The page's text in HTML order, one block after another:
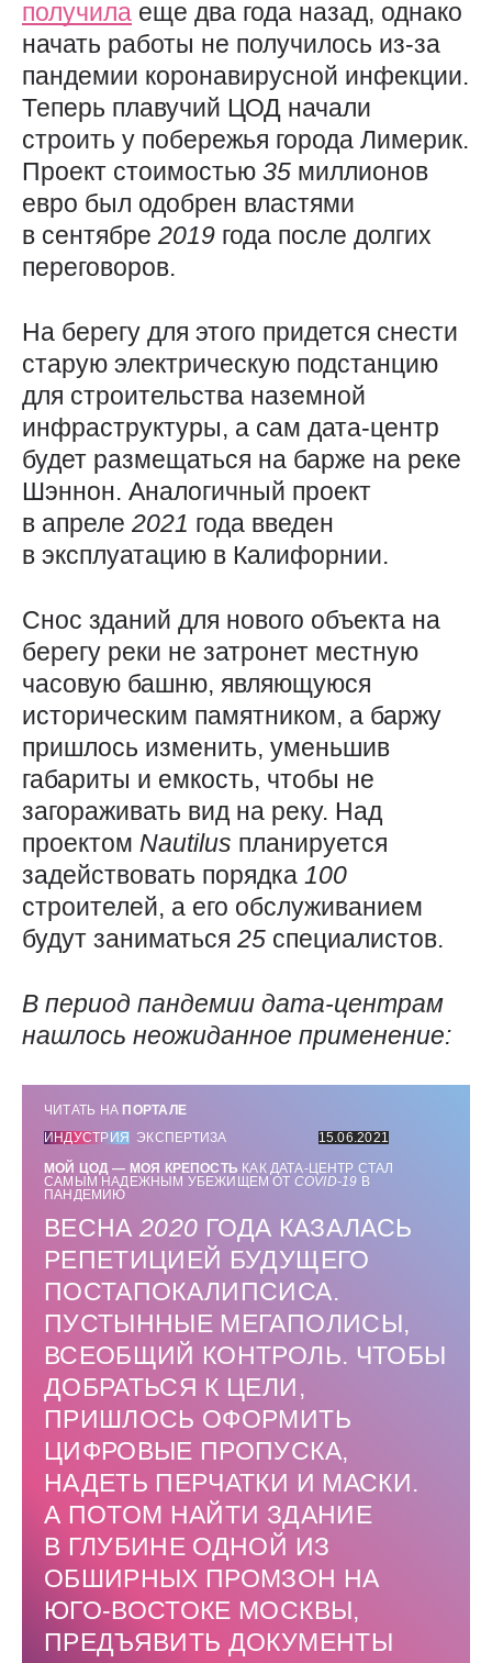
получила еще два года назад, однако
начать работы не получилось из-за
пандемии коронавирусной инфекции.
Теперь плавучий ЦОД начали
строить у побережья города Лимерик.
Проект стоимостью 35 миллионов
евро был одобрен властями
в сентябре 2019 года после долгих
переговоров.
На берегу для этого придется снести
старую электрическую подстанцию
для строительства наземной
инфраструктуры, а сам дата-центр
будет размещаться на барже на реке
Шэннон. Аналогичный проект
в апреле 2021 года введен
в эксплуатацию в Калифорнии.
Снос зданий для нового объекта на
берегу реки не затронет местную
часовую башню, являющуюся
историческим памятником, а баржу
пришлось изменить, уменьшив
габариты и емкость, чтобы не
загораживать вид на реку. Над
проектом Nautilus планируется
задействовать порядка 100
строителей, а его обслуживанием
будут заниматься 25 специалистов.
В период пандемии дата-центрам
нашлось неожиданное применение:
ЧИТАТЬ НА ПОРТАЛЕ
ИНДУСТРИЯ
ЭКСПЕРТИЗА
15.06.2021
МОЙ ЦОД — МОЯ КРЕПОСТЬ КАК ДАТА-ЦЕНТР СТАЛ
САМЫМ НАДЕЖНЫМ УБЕЖИЩЕМ ОТ COVID-19 В
ПАНДЕМИЮ
ВЕСНА2020 ГОДА КАЗАЛАСЬ
РЕПЕТИЦИЕЙ БУДУЩЕГО
ПОСТАПОКАЛИПСИСА.
ПУСТЫННЫЕ МЕГАПОЛИСЫ,
ВСЕОБЩИЙ КОНТРОЛЬ. ЧТОБЫ
ДОБРАТЬСЯ К ЦЕЛИ,
ПРИШЛОСЬ ОФОРМИТЬ
ЦИФРОВЫЕ ПРОПУСКА,
НАДЕТЬ ПЕРЧАТКИ И МАСКИ.
А ПОТОМ НАЙТИ ЗДАНИЕ
В ГЛУБИНЕ ОДНОЙ ИЗ
ОБШИРНЫХ ПРОМЗОН НА
ЮГО-ВОСТОКЕ МОСКВЫ,
ПРЕДЪЯВИТЬ ДОКУМЕНТЫ